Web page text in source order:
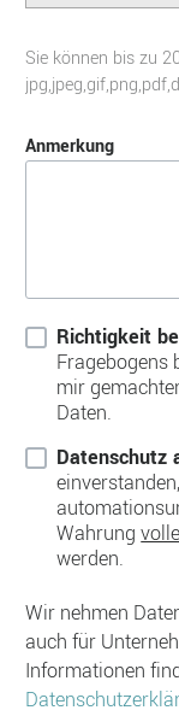
Sie können bis zu
Anmerkung
Richtigkeit
Fragebogens
mir
Daten.
Datenschutz
Wahrung
werden.
Wir nehmen
auch für
Informationen